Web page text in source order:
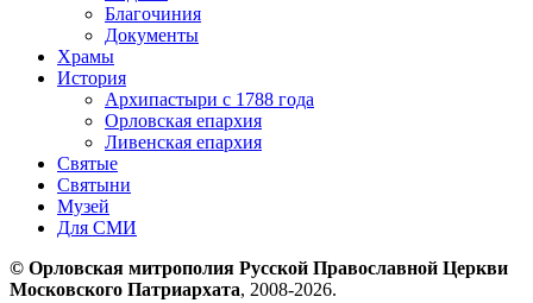
Благочиния
Документы
Храмы
История
Архипастыри с 1788 года
Орловская епархия
Ливенская епархия
Святые
Святыни
Музей
Для СМИ
© Орловская митрополия Русской Православной Церкви
Московского Патриархата, 2008-2026.